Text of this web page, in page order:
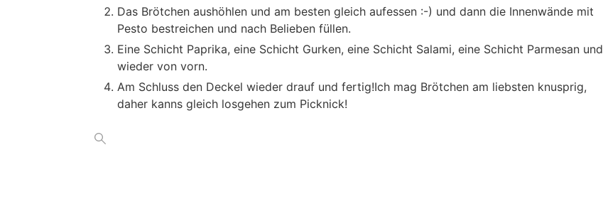
Das Brötchen aushöhlen und am besten gleich aufessen :-) und dann die Innenwände mit
Pesto bestreichen und nach Belieben füllen.
Eine Schicht Paprika, eine Schicht Gurken, eine Schicht Salami, eine Schicht Parmesan und
wieder von vorn.
Am Schluss den Deckel wieder drauf und fertig!Ich mag Brötchen am liebsten knusprig,
daher kanns gleich losgehen zum Picknick!